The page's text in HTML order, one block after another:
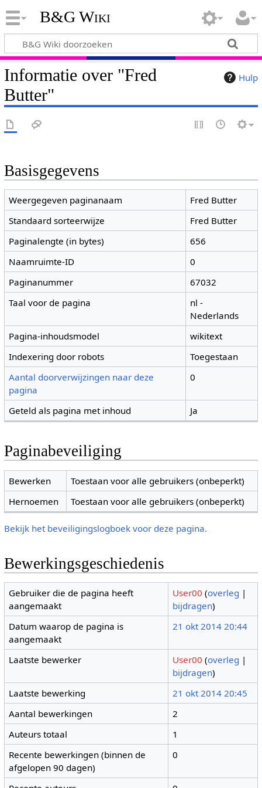
B&G Wiki
Hulp
Informatie over "Fred
Butter"
Basisgegevens
Weergegeven paginanaam
Fred Butter
Standaard sorteerwijze
Fred Butter
Paginalengte (in bytes)
656
Naamruimte-ID
0
Paginanummer
67032
Taal voor de pagina
nl -
Nederlands
Pagina-inhoudsmodel
wikitext
Indexering door robots
Toegestaan
Aantal doorverwijzingen naar deze
pagina
0
Geteld als pagina met inhoud Ja
Paginabeveiliging
Bewerken
Toestaan voor alle gebruikers (onbeperkt)
Hernoemen
Toestaan voor alle gebruikers (onbeperkt)
Bekijk het beveiligingslogboek voor deze pagina.
Bewerkingsgeschiedenis
Gebruiker die de pagina heeft
aangemaakt
User00 (overleg |
bijdragen)
Datum waarop de pagina is
aangemaakt
21 okt 2014 20:44
Laatste bewerker User00 (overleg |
bijdragen)
Laatste bewerking
21 okt 2014 20:45
Aantal bewerkingen
2
Auteurs totaal
1
Recente bewerkingen (binnen de
afgelopen 90 dagen)
0